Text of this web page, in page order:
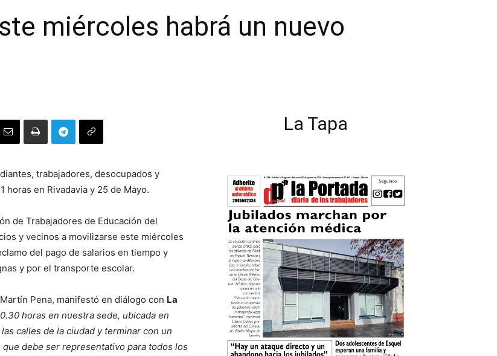
miércoles habrá un nuevo
trabajadores, desocupados y
horas en Rivadavia y 25 de Mayo.
de Trabajadores de Educación del
y vecinos a movilizarse este miércoles
del pago de salarios en tiempo y
y por el transporte escolar.
Pena, manifestó en diálogo con La
horas en nuestra sede, ubicada en
calles de la ciudad y terminar con un
debe ser representativo para todos los
La Tapa